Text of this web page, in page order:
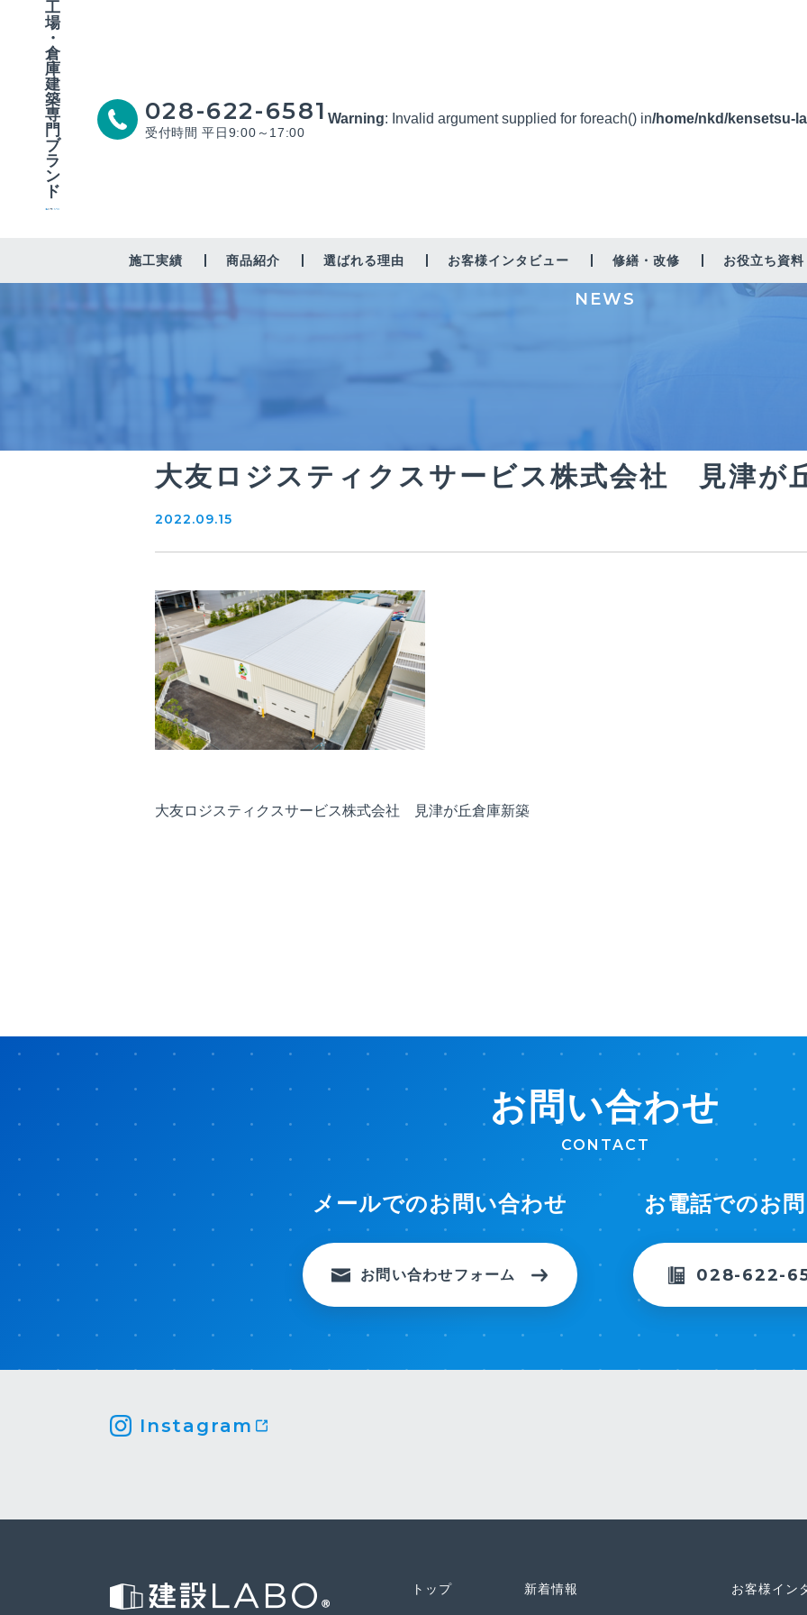
工
場
・
倉
庫
建
築
専
門
ブ
ラ
ン
ド
028-622-6581
受付時間 平日9:00～17:00
Warning: Invalid argument supplied for foreach() in/home/nkd/kensetsu-
施工実績 商品紹介 選ばれる理由 お客様インタビュー 修繕・改修
増築・リノベーション
お役立ち資料
新着情報
NEWS
大友ロジスティクスサービス株式会社 見津が
2022.09.15
大友ロジスティクスサービス株式会社 見津が丘倉庫新築
お問い合わせ
CONTACT
メールでのお問い合わせ
お問い合わせフォーム
お電話でのお
028-622-
Instagram
トップ 新着情報 お客様イン